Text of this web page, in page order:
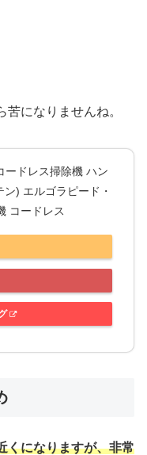
になりませんね。
ードレス掃除機 ハン
) エルゴラピード・
コードレス
くになりますが、非常